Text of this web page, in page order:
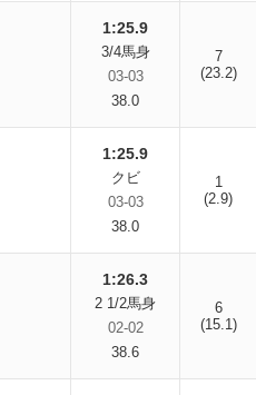
1:25.9
3/4馬身
03-03
38.0
7
(23.2)
1:25.9
クビ
03-03
38.0
1
(2.9)
1:26.3
2 1/2馬身
02-02
38.6
6
(15.1)